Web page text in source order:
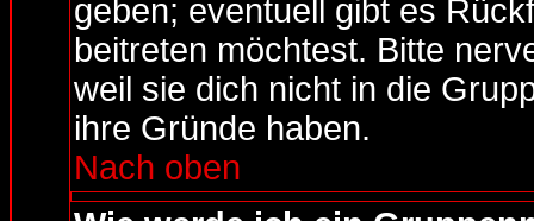
geben; eventuell gibt es
beitreten möchtest. Bitte
weil sie dich nicht in die
ihre Gründe haben.
Nach oben